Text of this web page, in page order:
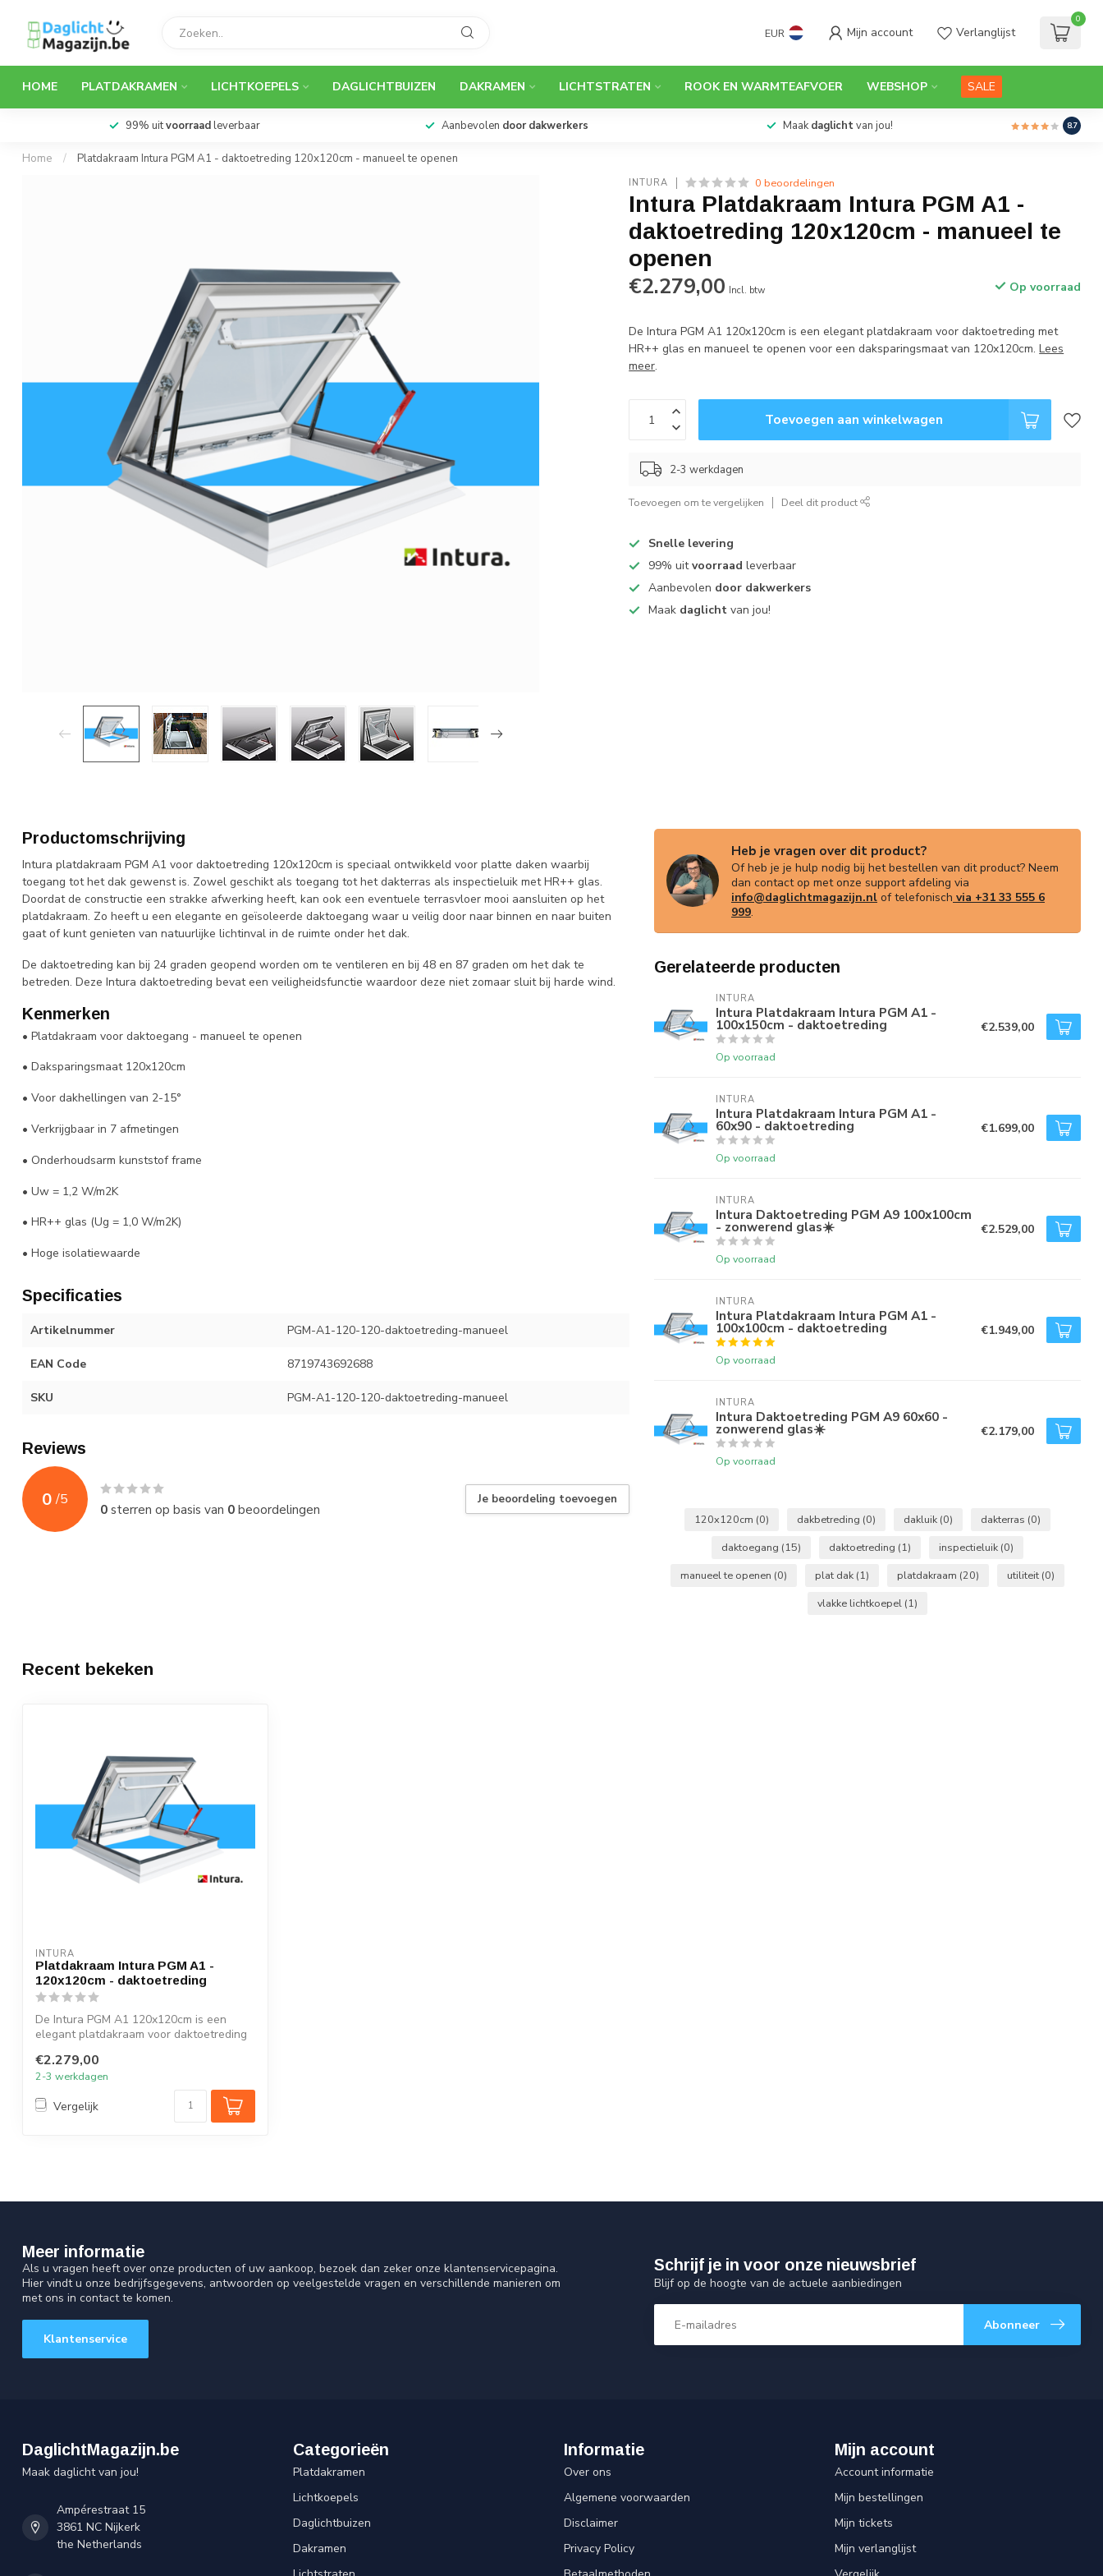
EUR Mijn account Verlanglijst
0
HOME PLATDAKRAMEN LICHTKOEPELS DAGLICHTBUIZEN DAKRAMEN LICHTSTRATEN ROOK EN WARMTEAFVOER WEBSHOP SALE
99% uitvoorraadleverbaar Aanbevolen door dakwerkers Maakdaglichtvan jou! 8.7
Home / Platdakraam Intura PGM A1 - daktoetreding 120x120cm - manueel te openen
INTURA 0 beoordelingen
Intura Platdakraam Intura PGM A1 -
daktoetreding 120x120cm - manueel te
openen
€2.279,00 Incl. btw Op voorraad
De Intura PGM A1 120x120cm is een elegant platdakraam voor daktoetreding met
HR++ glas en manueel te openen voor een daksparingsmaat van 120x120cm.Lees
meer.
Toevoegen aan winkelwagen
2-3 werkdagen
Toevoegen om te vergelijken Deel dit product
Snelle levering
99% uitvoorraad leverbaar
Aanbevolen door dakwerkers
Maak daglicht van jou!
Productomschrijving
Intura platdakraam PGM A1 voor daktoetreding 120x120cm is speciaal ontwikkeld voor platte daken waarbij
toegang tot het dak gewenst is. Zowel geschikt als toegang tot het dakterras als inspectieluik met HR++ glas.
Doordat de constructie een strakke afwerking heeft, kan ook een eventuele terrasvloer mooi aansluiten op het
platdakraam. Zo heeft u een elegante en geïsoleerde daktoegang waar u veilig door naar binnen en naar buiten
gaat of kunt genieten van natuurlijke lichtinval in de ruimte onder het dak.
De daktoetreding kan bij 24 graden geopend worden om te ventileren en bij 48 en 87 graden om het dak te
betreden. Deze Intura daktoetreding bevat een veiligheidsfunctie waardoor deze niet zomaar sluit bij harde wind.
Kenmerken
• Platdakraam voor daktoegang - manueel te openen
• Daksparingsmaat 120x120cm
• Voor dakhellingen van 2-15°
• Verkrijgbaar in 7 afmetingen
• Onderhoudsarm kunststof frame
• Uw = 1,2 W/m2K
• HR++ glas (Ug = 1,0 W/m2K)
• Hoge isolatiewaarde
Specificaties
Artikelnummer PGM-A1-120-120-daktoetreding-manueel
EAN Code 8719743692688
SKU PGM-A1-120-120-daktoetreding-manueel
Reviews
0 /5
0sterren op basis van 0beoordelingen
Je beoordeling toevoegen
Heb je vragen over dit product?
Of heb je je hulp nodig bij het bestellen van dit product? Neem
dan contact op met onze support afdeling via
info@daglichtmagazijn.nl of telefonisch via +31 33 555 6
999.
Gerelateerde producten
INTURA
Intura Platdakraam Intura PGM A1 -
100x150cm - daktoetreding
Op voorraad
€2.539,00
INTURA
Intura Platdakraam Intura PGM A1 -
60x90 - daktoetreding
Op voorraad
€1.699,00
INTURA
Intura Daktoetreding PGM A9 100x100cm
- zonwerend glas☀️
Op voorraad
€2.529,00
INTURA
Intura Platdakraam Intura PGM A1 -
100x100cm - daktoetreding
Op voorraad
€1.949,00
INTURA
Intura Daktoetreding PGM A9 60x60 -
zonwerend glas☀️
Op voorraad
€2.179,00
120x120cm (0) dakbetreding (0) dakluik (0) dakterras (0)
daktoegang (15) daktoetreding (1) inspectieluik (0)
manueel te openen (0) plat dak (1) platdakraam (20) utiliteit (0)
vlakke lichtkoepel (1)
Recent bekeken
INTURA
Platdakraam Intura PGM A1 -
120x120cm - daktoetreding
De Intura PGM A1 120x120cm is een
elegant platdakraam voor daktoetreding
€2.279,00
2-3 werkdagen
Vergelijk
Meer informatie
Als u vragen heeft over onze producten of uw aankoop, bezoek dan zeker onze klantenservicepagina.
Hier vindt u onze bedrijfsgegevens, antwoorden op veelgestelde vragen en verschillende manieren om
met ons in contact te komen.
Klantenservice
Schrijf je in voor onze nieuwsbrief
Blijf op de hoogte van de actuele aanbiedingen
Abonneer
DaglichtMagazijn.be
Maak daglicht van jou!
Ampérestraat 15
3861 NC Nijkerk
the Netherlands
Categorieën
Platdakramen
Lichtkoepels
Daglichtbuizen
Dakramen
Informatie
Over ons
Algemene voorwaarden
Disclaimer
Privacy Policy
Mijn account
Account informatie
Mijn bestellingen
Mijn tickets
Mijn verlanglijst